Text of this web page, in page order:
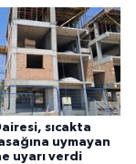
sıcakta
uymayan
uyarı verdi